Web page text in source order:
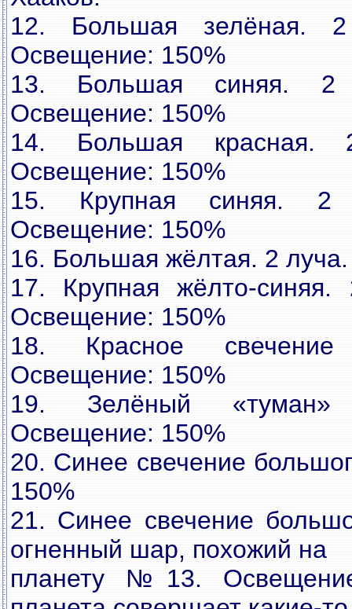
12. Большая зелёная. 2
Освещение: 150%
13. Большая синяя. 2
Освещение: 150%
14. Большая красная.
Освещение: 150%
15. Крупная синяя. 2
Освещение: 150%
16. Большая жёлтая. 2
17. Крупная жёлто-синяя.
Освещение: 150%
18. Красное
Освещение: 150%
19. Зелёный «туман»
Освещение: 150%
20. Синее свечение
150%
21. Синее свечение
огненный шар, похожий на
планету №13.